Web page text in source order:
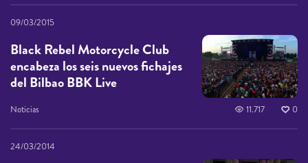
09/03/2015
Black Rebel Motorcycle Club
encabeza los seis nuevos fichajes
del Bilbao BBK Live
Noticias 11.717 0
24/03/2014